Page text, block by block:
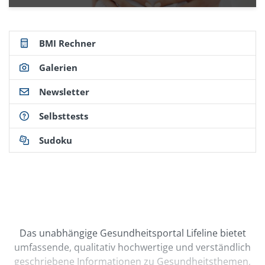
deximed.de/home/klinische-themen/hals-nase-
ohren/symptome/tinnitus
BMI Rechner
Galerien
Newsletter
Selbsttests
Sudoku
Das unabhängige Gesundheitsportal Lifeline bietet
umfassende, qualitativ hochwertige und verständlich
geschriebene Informationen zu Gesundheitsthemen,